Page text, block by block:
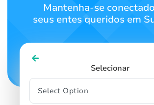
Mantenha-se
seus entes queridos em
Selecionar